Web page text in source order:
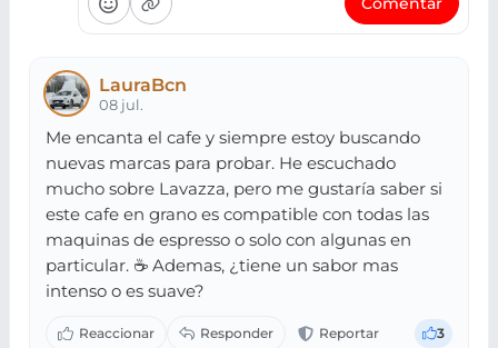
LauraBcn
08 jul.
Me encanta el cafe y siempre estoy buscando
nuevas marcas para probar. He escuchado
mucho sobre Lavazza, pero me gustaría saber si
este cafe en grano es compatible con todas las
maquinas de espresso o solo con algunas en
particular. ☕ Ademas, ¿tiene un sabor mas
intenso o es suave?
3